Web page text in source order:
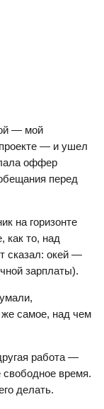
— мой
— и ушел
оффер
перед
на горизонте
как то, над
сказал: окей —
зарплаты).
самое, над чем
работа —
свободное время.
делать.